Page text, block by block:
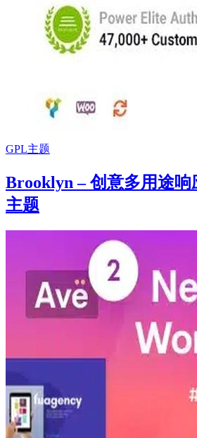
GPL主题
Brooklyn – 创意多用途响
主题